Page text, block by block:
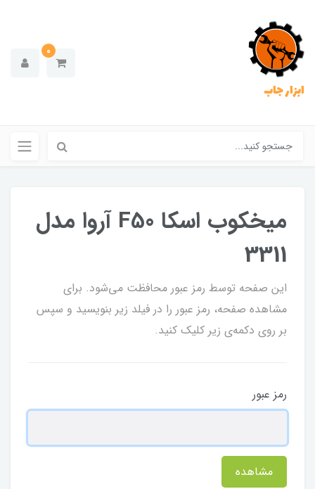
ابزار جاب
0
میخکوب اسکا F50 آروا مدل
3311
این صفحه توسط رمز عبور محافظت می‌شود. برای
مشاهده صفحه، رمز عبور را در فیلد زیر بنویسید و سپس
بر روی دکمه‌ی زیر کلیک کنید.
رمز عبور
مشاهده